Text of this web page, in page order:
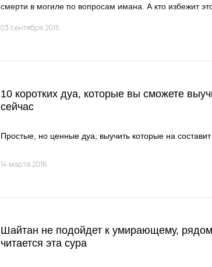
смерти в могиле по вопросам имана. А кто избежит
03 сентября 2015
10 коротких дуа, которые вы сможете
сейчас
Простые, но ценные дуа, выучить которые на составит
14 марта 2016
Шайтан не подойдет к умирающему,
читается эта сура